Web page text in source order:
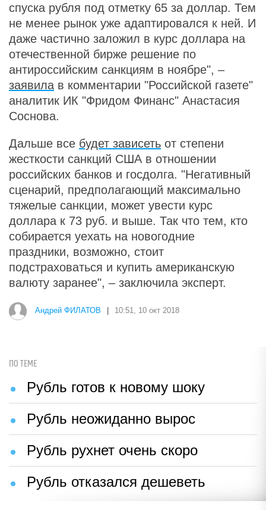
спуска рубля под отметку 65 за доллар. Тем
не менее рынок уже адаптировался к ней. И
даже частично заложил в курс доллара на
отечественной бирже решение по
антироссийским санкциям в ноябре", –
заявила в комментарии "Российской газете"
аналитик ИК "Фридом Финанс" Анастасия
Соснова.
Дальше все будет зависеть от степени
жесткости санкций США в отношении
российских банков и госдолга. "Негативный
сценарий, предполагающий максимально
тяжелые санкции, может увести курс
доллара к 73 руб. и выше. Так что тем, кто
собирается уехать на новогодние
праздники, возможно, стоит
подстраховаться и купить американскую
валюту заранее", – заключила эксперт.
Андрей ФИЛАТОВ 10:51, 10 окт 2018
ПО ТЕМЕ
Рубль готов к новому шоку
Рубль неожиданно вырос
Рубль рухнет очень скоро
Рубль отказался дешеветь